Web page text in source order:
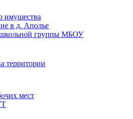
имущества
в д. Аполье
группы МБОУ
территории
мест